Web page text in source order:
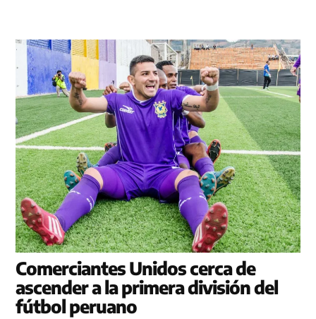
Comerciantes Unidos cerca de
ascender a la primera división del
fútbol peruano